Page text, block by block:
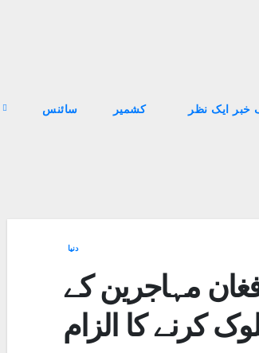
سائنس کشمیر خبر ایک نظر
دنیا
مہاجرین کے
کرنے کا الزام